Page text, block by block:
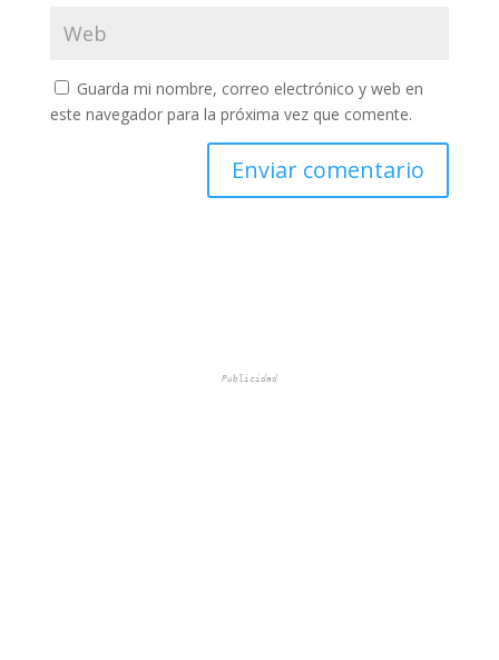
Guarda mi nombre, correo electrónico y web en
este navegador para la próxima vez que comente.
Publicidad